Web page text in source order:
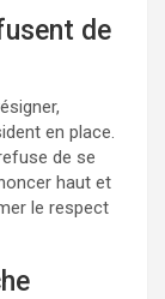
de
en place.
de se
haut et
le respect